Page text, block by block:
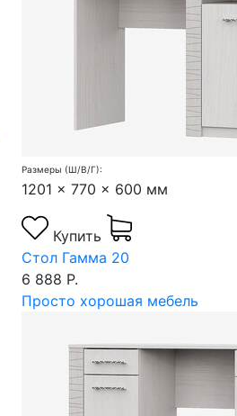
Размеры (Ш/В/Г):
1201 x 770 x 600 мм
Купить
Стол Гамма 20
6 888 Р.
Просто хорошая мебель